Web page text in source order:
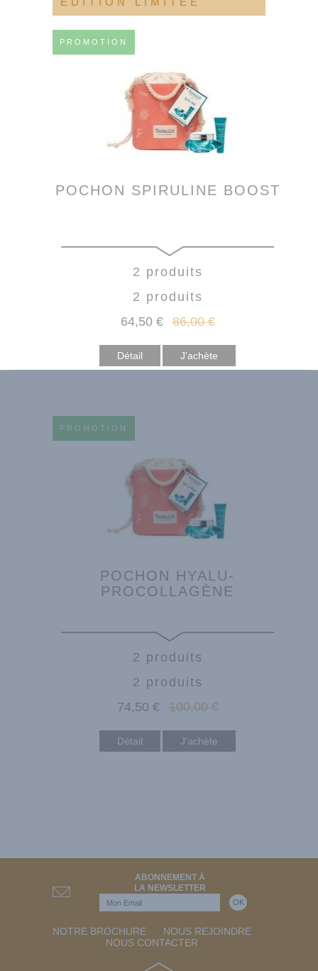
PROMOTION
POCHON SPIRULINE BOOST
2 produits
2 produits
64,50 € 86,00 €
Détail
PROMOTION
POCHON HYALU-
PROCOLLAGÈNE
2 produits
2 produits
74,50 € 100,00 €
Détail
ABONNEMENT À
LA NEWSLETTER
NOTRE BROCHURE
NOUS REJOINDRE
NOUS CONTACTER